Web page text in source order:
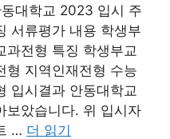
대학교 2023 입시 주
서류평가 내용 학생부
과전형 특징 학생부교
형 지역인재전형 수능
입시결과 안동대학교
보았습니다. 위 입시자
… 더 읽기